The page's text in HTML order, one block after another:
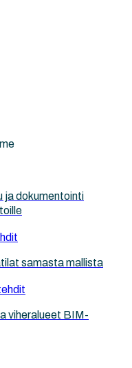
ja dokumentointi
samasta mallista
viheralueet BIM-